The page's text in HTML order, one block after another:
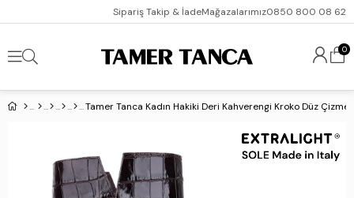
Sipariş Takip & İadeMağazalarımız0850 800 08 62
0
Tamer Tanca Kadın Hakiki Deri Kahverengi Kroko Düz Çizme